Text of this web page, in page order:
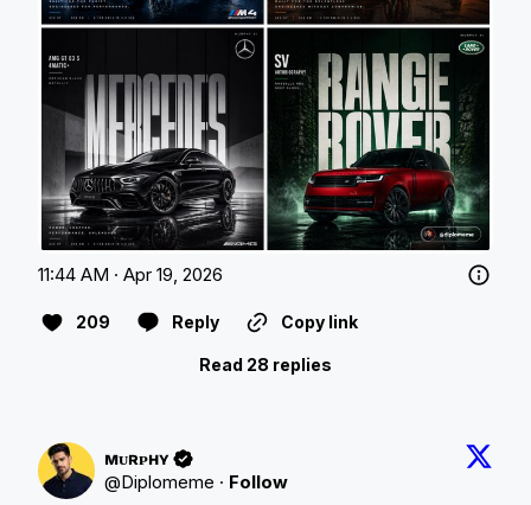
11:44 AM · Apr 19, 2026
209 Reply Copy link
Read 28 replies
ᴍᴜʀᴘʜʏ
@Diplomeme · Follow